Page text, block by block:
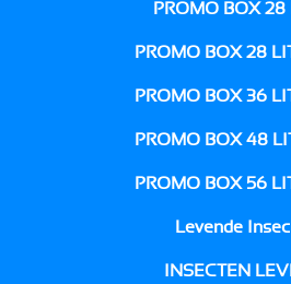
PROMO BOX 28
PROMO BOX 28
PROMO BOX 36
PROMO BOX 48
PROMO BOX 56
Levende
INSECTEN